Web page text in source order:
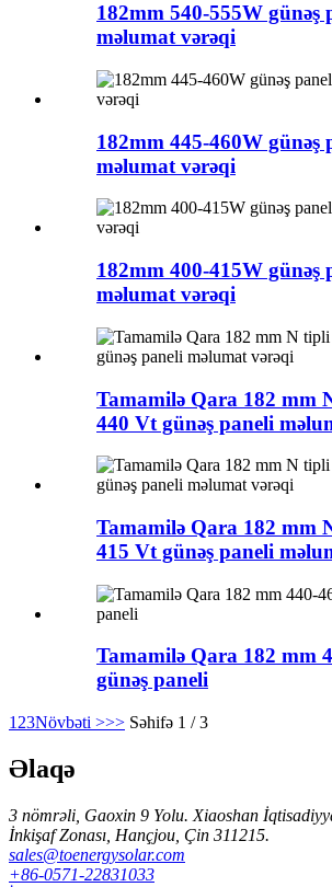
182mm 540-555W günəş
məlumat vərəqi
182mm 445-460W günəş
məlumat vərəqi
182mm 400-415W günəş
məlumat vərəqi
Tamamilə Qara 182 mm
440 Vt günəş paneli
Tamamilə Qara 182 mm
415 Vt günəş paneli
Tamamilə Qara 182 mm
günəş paneli
1 23Növbəti >>> Səhifə 1 / 3
Əlaqə
3 nömrəli, Gaoxin 9 Yolu. Xiaoshan
İnkişaf Zonası, Hançjou, Çin 311215.
sales@toenergysolar.com
+86-0571-22831033